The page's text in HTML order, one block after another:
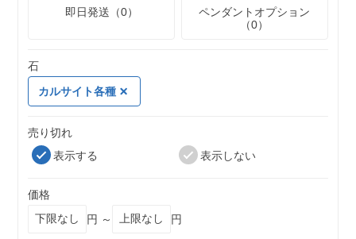
即日発送（0）
ペンダントオプション
（0）
石
カルサイト各種
売り切れ
表示する
表示しない
価格
円 ～
円